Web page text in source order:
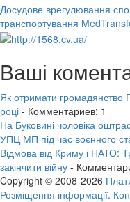
Досудове врегулювання
транспортування
Ваші
Як отримати
році - Комментариев: 1
На Буковині чоловіка
УПЦ МП під час воєнного
Відмова від Криму і НАТО:
закінчити війну -
Copyright © 2008-2026
Розміщення інформації.